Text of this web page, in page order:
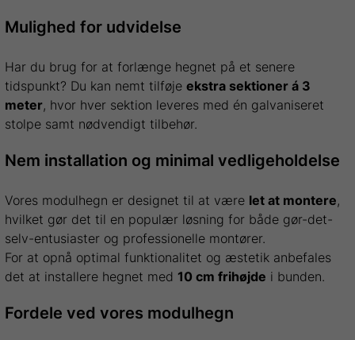
Mulighed for udvidelse
Har du brug for at forlænge hegnet på et senere
tidspunkt? Du kan nemt tilføjeekstra sektioner á 3
meter, hvor hver sektion leveres med én galvaniseret
stolpe samt nødvendigt tilbehør.
Nem installation og minimal vedligeholdelse
Vores modulhegn er designet til at være let at montere,
hvilket gør det til en populær løsning for både gør-det-
selv-entusiaster og professionelle montører.
For at opnå optimal funktionalitet og æstetik anbefales
det at installere hegnet med 10 cm frihøjde i bunden.
Fordele ved vores modulhegn